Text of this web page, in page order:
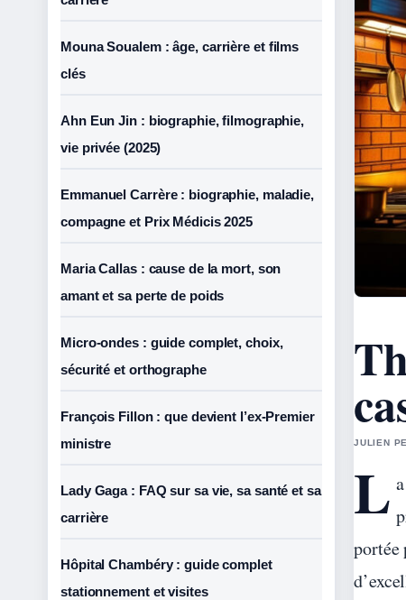
JULIEN
L
portée
Mouna Soualem : âge, carrière et films
clés
Ahn Eun Jin : biographie, filmographie,
vie privée (2025)
Emmanuel Carrère : biographie, maladie,
compagne et Prix Médicis 2025
Maria Callas : cause de la mort, son
amant et sa perte de poids
Micro-ondes : guide complet, choix,
sécurité et orthographe
François Fillon : que devient l’ex-Premier
ministre
Lady Gaga : FAQ sur sa vie, sa santé et sa
carrière
Hôpital Chambéry : guide complet
stationnement et visites